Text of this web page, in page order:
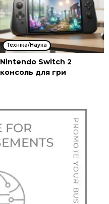
Техніка/Наука
Nintendo Switch 2
консоль для гри